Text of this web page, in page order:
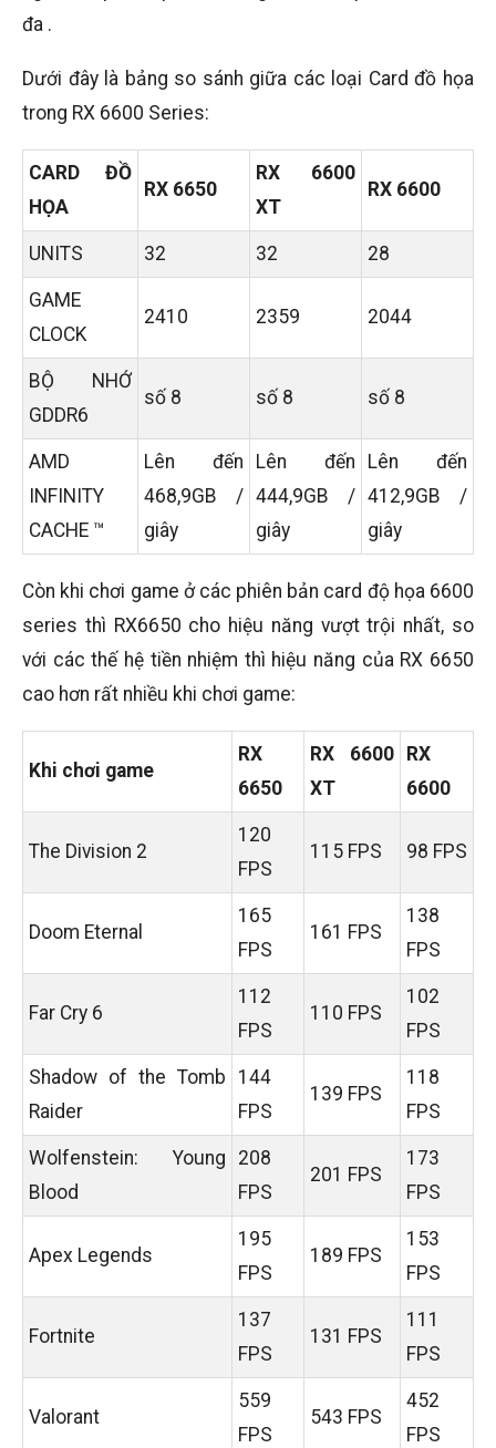
đa .
Dưới đây là bảng so sánh giữa các loại Card đồ họa
trong RX 6600 Series:
CARD ĐỒ
HỌA
RX 6650
RX 6600
XT
RX 6600
UNITS 32 32 28
GAME
CLOCK
2410 2359 2044
BỘ NHỚ
GDDR6
số 8 số 8 số 8
AMD
INFINITY
CACHE ™
Lên đến
468,9GB /
giây
Lên đến
444,9GB /
giây
Lên đến
412,9GB /
giây
Còn khi chơi game ở các phiên bản card độ họa 6600
series thì RX6650 cho hiệu năng vượt trội nhất, so
với các thế hệ tiền nhiệm thì hiệu năng của RX 6650
cao hơn rất nhiều khi chơi game:
Khi chơi game
RX
6650
RX 6600
XT
RX
6600
The Division 2
120
FPS
115 FPS 98 FPS
Doom Eternal
165
FPS
161 FPS
138
FPS
Far Cry 6
112
FPS
110 FPS
102
FPS
Shadow of the Tomb
Raider
144
FPS
139 FPS
118
FPS
Wolfenstein: Young
Blood
208
FPS
201 FPS
173
FPS
Apex Legends
195
FPS
189 FPS
153
FPS
Fortnite
137
FPS
131 FPS
111
FPS
Valorant
559
FPS
543 FPS
452
FPS